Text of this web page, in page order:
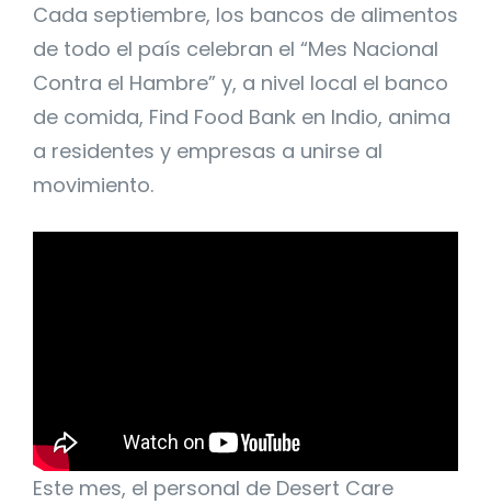
Cada septiembre, los bancos de alimentos
de todo el país celebran el “Mes Nacional
Contra el Hambre” y, a nivel local el banco
de comida, Find Food Bank en Indio, anima
a residentes y empresas a unirse al
movimiento.
Este mes, el personal de Desert Care